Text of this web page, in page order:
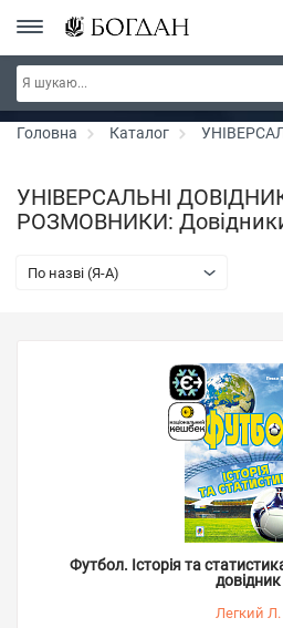
РОЗПРОДАЖ ~ 150 грн ~ 200 грн ~ 250
300 грн ~ РОЗПРОДАЖ
Головна Каталог
УНІВЕРСАЛЬНІ
РОЗМОВНИКИ:
По назві (Я-А)
Футбол. Історія та
довідник
Легкий Л.